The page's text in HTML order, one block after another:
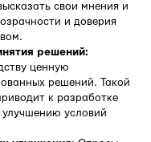
свои мнения и
и доверия
решений:
ценную
решений. Такой
к разработке
условий